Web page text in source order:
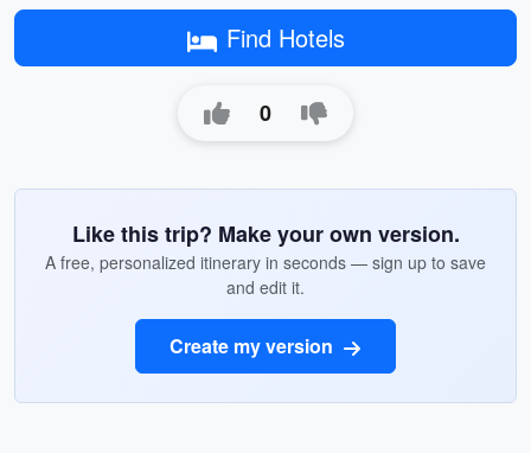
Find Hotels
0
Like this trip? Make your own version.
A free, personalized itinerary in seconds — sign up to save
and edit it.
Create my version